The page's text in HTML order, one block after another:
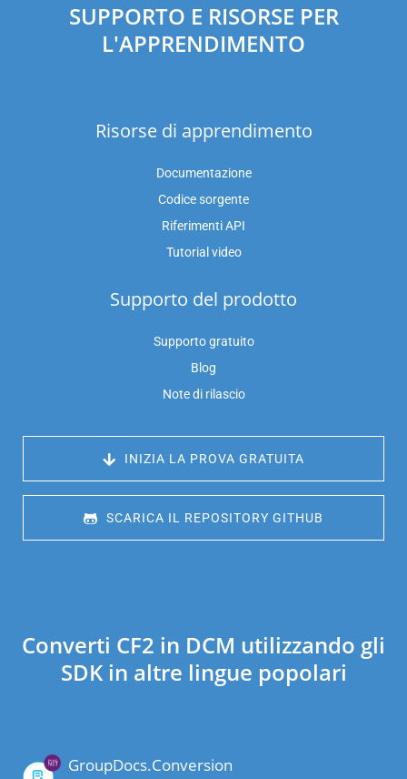
SUPPORTO E RISORSE PER
L'APPRENDIMENTO
Risorse di apprendimento
Documentazione
Codice sorgente
Riferimenti API
Tutorial video
Supporto del prodotto
Supporto gratuito
Blog
Note di rilascio
INIZIA LA PROVA GRATUITA
SCARICA IL REPOSITORY GITHUB
Converti CF2 in DCM utilizzando gli
SDK in altre lingue popolari
GroupDocs.Conversion